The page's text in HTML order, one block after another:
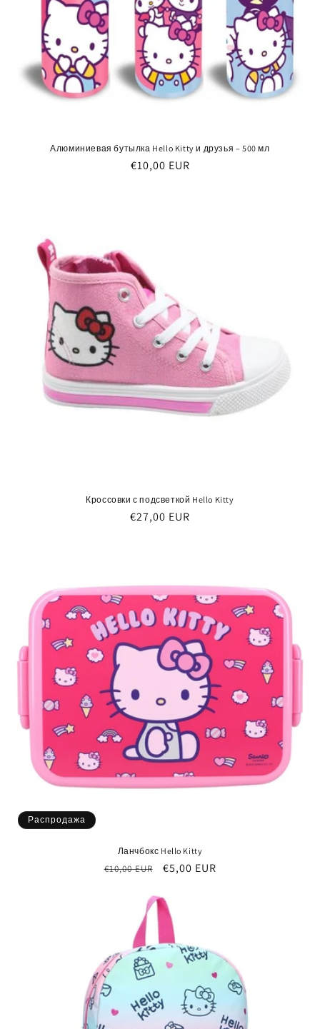
Алюминиевая бутылка Hello Kitty и друзья – 500 мл
Обычная
€10,00 EUR
Кроссовки с подсветкой Hello Kitty
Обычная
€27,00 EUR
Распродажа
Ланчбокс Hello Kitty
Обычная
€10,00 EUR
Цена
скидкой
€5,00 EUR